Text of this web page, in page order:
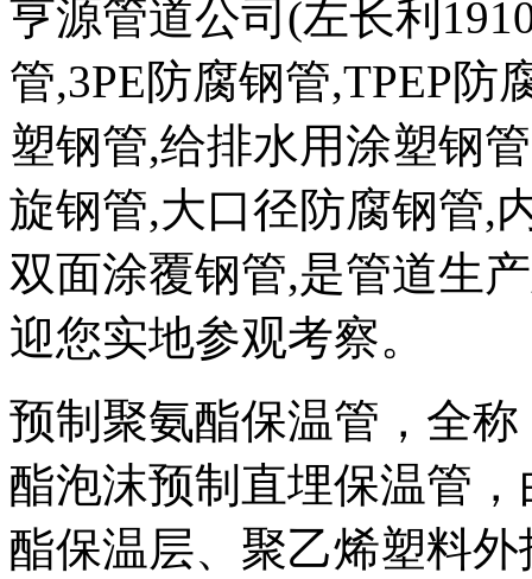
亨源管道公司(左长利
管,3PE防腐钢管,TPEP
塑钢管,给排水用涂塑钢
旋钢管,大口径防腐钢管,
双面涂覆钢管,是管道生
迎您实地参观考察。
预制聚氨酯保温管，全
酯泡沫预制直埋保温管
酯保温层、聚乙烯塑料